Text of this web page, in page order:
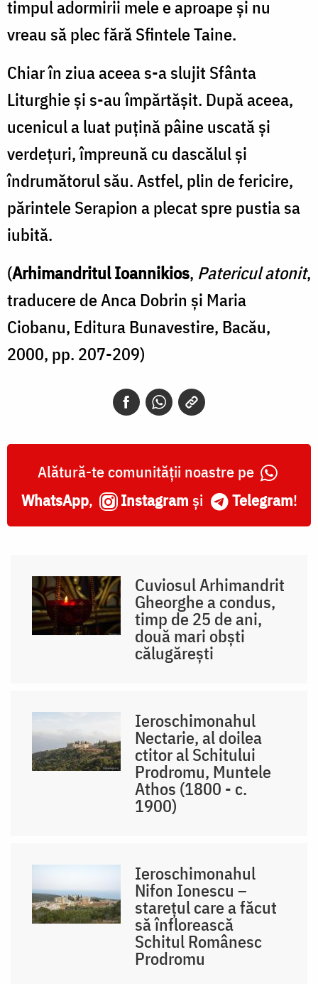
timpul adormirii mele e aproape şi nu
vreau să plec fără Sfintele Taine.
Chiar în ziua aceea s-a slujit Sfânta
Liturghie şi s-au împărtăşit. După aceea,
ucenicul a luat puţină pâine uscată şi
verdeţuri, împreună cu dascălul şi
îndrumătorul său. Astfel, plin de fericire,
părintele Serapion a plecat spre pustia sa
iubită.
(Arhimandritul Ioannikios, Patericul atonit,
traducere de Anca Dobrin și Maria
Ciobanu, Editura Bunavestire, Bacău,
2000, pp. 207-209)
Alătură-te comunității noastre pe
WhatsApp, Instagram și Telegram!
Cuviosul Arhimandrit
Gheorghe a condus,
timp de 25 de ani,
două mari obști
călugărești
Ieroschimonahul
Nectarie, al doilea
ctitor al Schitului
Prodromu, Muntele
Athos (1800 - c.
1900)
Ieroschimonahul
Nifon Ionescu –
starețul care a făcut
să înflorească
Schitul Românesc
Prodromu